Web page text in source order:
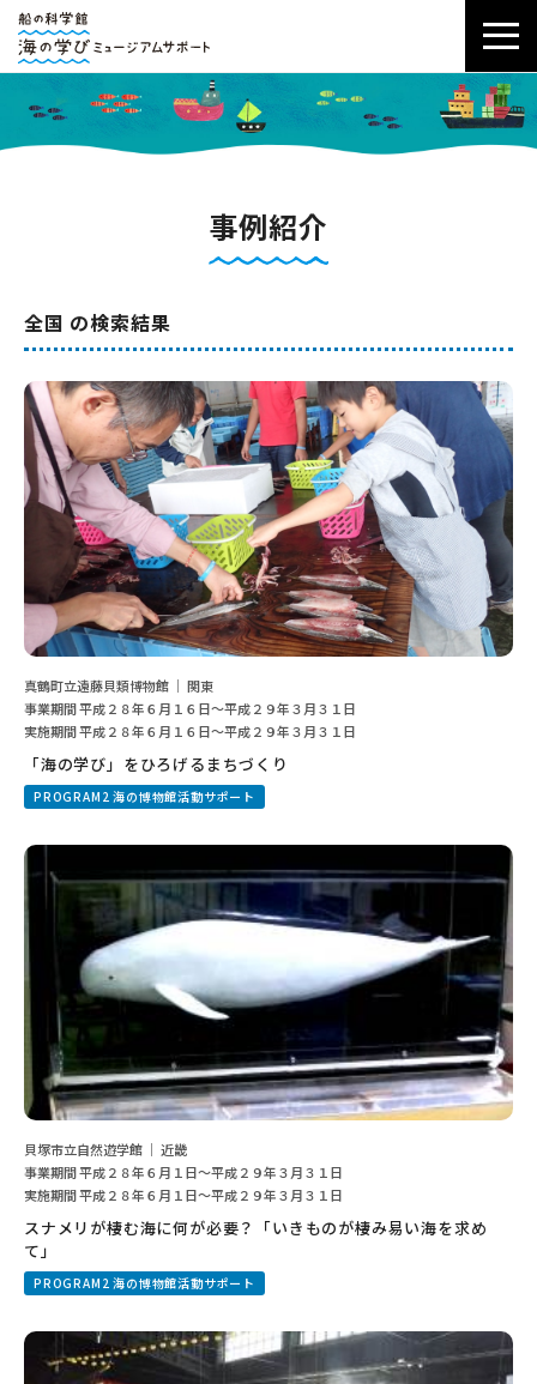
事例紹介
全国 の検索結果
真鶴町立遠藤貝類博物館 ｜ 関東
事業期間 平成２８年６月１６日〜平成２９年３月３１日
実施期間 平成２８年６月１６日〜平成２９年３月３１日
「海の学び」をひろげるまちづくり
PROGRAM2 海の博物館活動サポート
貝塚市立自然遊学館 ｜ 近畿
事業期間 平成２８年６月１日〜平成２９年３月３１日
実施期間 平成２８年６月１日〜平成２９年３月３１日
スナメリが棲む海に何が必要？「いきものが棲み易い海を求め
て」
PROGRAM2 海の博物館活動サポート